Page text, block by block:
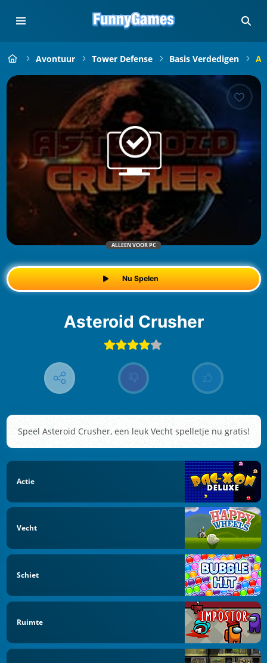
Avontuur Tower Defense Basis Verdedigen
ALLEEN VOOR PC
Nu Spelen
Asteroid Crusher
Speel Asteroid Crusher, een leuk Vecht spelletje nu gratis!
Actie
Vecht
Schiet
Ruimte